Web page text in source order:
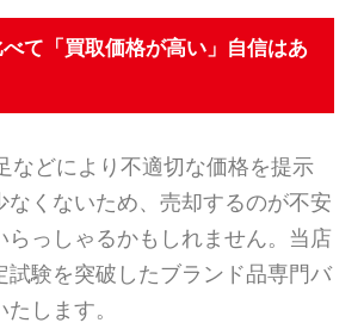
て「買取価格が高い」自信はあ
などにより不適切な価格を提示
なくないため、売却するのが不安
らっしゃるかもしれません。当店
試験を突破したブランド品専門バ
します。